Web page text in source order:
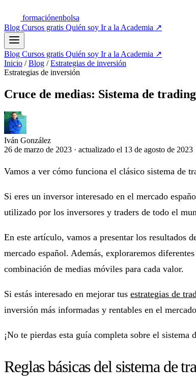
formaciónenbolsa
Blog Cursos gratis Quién soy Ir a la Academia ↗
Blog Cursos gratis Quién soy Ir a la Academia ↗
Inicio / Blog / Estrategias de inversión
Estrategias de inversión
Cruce de medias: Sistema de
Iván González
26 de marzo de 2023 · actualizado el 13 de agosto de 2023
Vamos a ver cómo funciona el clásico sistema de
Si eres un inversor interesado en el mercado
utilizado por los inversores y traders de todo el
En este artículo, vamos a presentar los resultados
mercado español. Además, exploraremos
combinación de medias móviles para cada valor.
Si estás interesado en mejorar tus estrategias de
inversión más informadas y rentables en el
¡No te pierdas esta guía completa sobre el sistema
Reglas básicas del sistema de